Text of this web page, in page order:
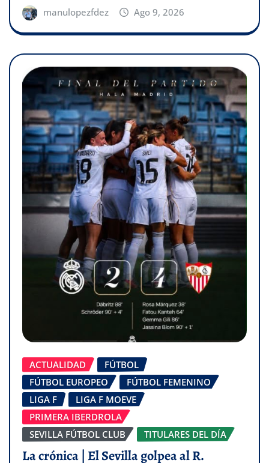
manulopezfdez Ago 9, 2026
ACTUALIDAD
FÚTBOL
FÚTBOL EUROPEO
FÚTBOL FEMENINO
LIGA F
LIGA F MOEVE
PRIMERA IBERDROLA
SEVILLA FÚTBOL CLUB
TITULARES DEL DÍA
La crónica | El Sevilla golpea al R.